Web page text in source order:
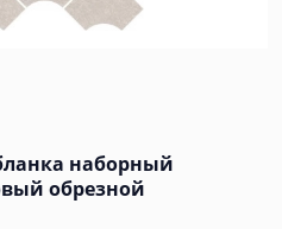
наборный
обрезной